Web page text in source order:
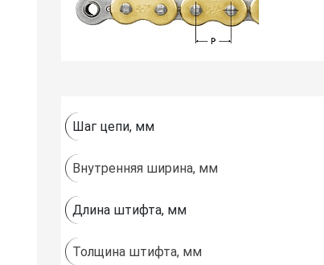
Шаг цепи, мм
Внутренняя ширина, мм
Длина штифта, мм
Толщина штифта, мм